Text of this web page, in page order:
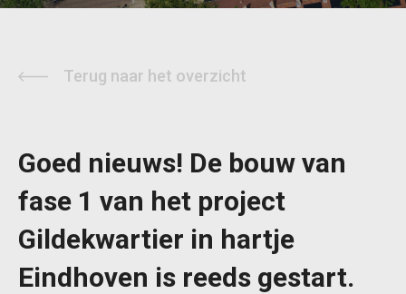
Terug naar het overzicht
Goed nieuws! De bouw van
fase 1 van het project
Gildekwartier in hartje
Eindhoven is reeds gestart.